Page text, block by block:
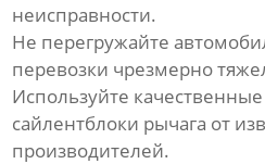
неисправности.
Не перегружайте
перевозки чрезмерно
Используйте качественные
сайлентблоки рычага от
производителей.